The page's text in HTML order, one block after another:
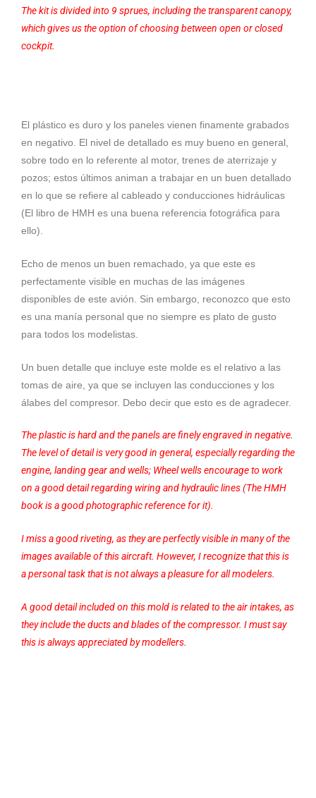
The kit is divided into 9 sprues, including the transparent canopy,
which gives us the option of choosing between open or closed
cockpit.
El plástico es duro y los paneles vienen finamente grabados
en negativo. El nivel de detallado es muy bueno en general,
sobre todo en lo referente al motor, trenes de aterrizaje y
pozos; estos últimos animan a trabajar en un buen detallado
en lo que se refiere al cableado y conducciones hidráulicas
(El libro de HMH es una buena referencia fotográfica para
ello).
Echo de menos un buen remachado, ya que este es
perfectamente visible en muchas de las imágenes
disponibles de este avión. Sin embargo, reconozco que esto
es una manía personal que no siempre es plato de gusto
para todos los modelistas.
Un buen detalle que incluye este molde es el relativo a las
tomas de aire, ya que se incluyen las conducciones y los
álabes del compresor. Debo decir que esto es de agradecer.
The plastic is hard and the panels are finely engraved in negative.
The level of detail is very good in general, especially regarding the
engine, landing gear and wells; Wheel wells encourage to work
on a good detail regarding wiring and hydraulic lines (The HMH
book is a good photographic reference for it).
I miss a good riveting, as they are perfectly visible in many of the
images available of this aircraft. However, I recognize that this is
a personal task that is not always a pleasure for all modelers.
A good detail included on this mold is related to the air intakes, as
they include the ducts and blades of the compressor. I must say
this is always appreciated by modellers.